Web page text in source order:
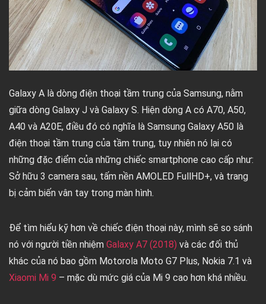
Galaxy A là dòng điện thoại tầm trung của Samsung, nằm
giữa dòng Galaxy J và Galaxy S. Hiện dòng A có A70, A50,
A40 và A20E, điều đó có nghĩa là Samsung Galaxy A50 là
điện thoại tầm trung của tầm trung, tuy nhiên nó lại có
những đặc điểm của những chiếc smartphone cao cấp như:
Sở hữu 3 camera sau, tấm nền AMOLED FullHD+, và trang
bị cảm biến vân tay trong màn hình.
Để tìm hiểu kỹ hơn về chiếc điện thoại này, mình sẽ so sánh
nó với người tiền nhiệm Galaxy A7 (2018) và các đối thủ
khác của nó bao gồm Motorola Moto G7 Plus, Nokia 7.1 và
Xiaomi Mi 9 – mặc dù mức giá của Mi 9 cao hơn khá nhiều.